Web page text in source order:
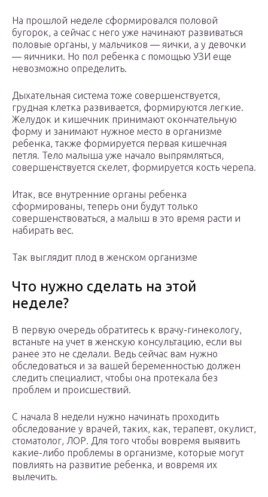
На прошлой неделе сформировался половой
бугорок, а сейчас с него уже начинают развиваться
половые органы, у мальчиков — яички, а у девочки
— яичники. Но пол ребенка с помощью УЗИ еще
невозможно определить.
Дыхательная система тоже совершенствуется,
грудная клетка развивается, формируются легкие.
Желудок и кишечник принимают окончательную
форму и занимают нужное место в организме
ребенка, также формируется первая кишечная
петля. Тело малыша уже начало выпрямляться,
совершенствуется скелет, формируется кость черепа.
Итак, все внутренние органы ребенка
сформированы, теперь они будут только
совершенствоваться, а малыш в это время расти и
набирать вес.
Так выглядит плод в женском организме
Что нужно сделать на этой
неделе?
В первую очередь обратитесь к врачу-гинекологу,
встаньте на учет в женскую консультацию, если вы
ранее это не сделали. Ведь сейчас вам нужно
обследоваться и за вашей беременностью должен
следить специалист, чтобы она протекала без
проблем и происшествий.
С начала 8 недели нужно начинать проходить
обследование у врачей, таких, как, терапевт, окулист,
стоматолог, ЛОР. Для того чтобы вовремя выявить
какие-либо проблемы в организме, которые могут
повлиять на развитие ребенка, и вовремя их
вылечить.